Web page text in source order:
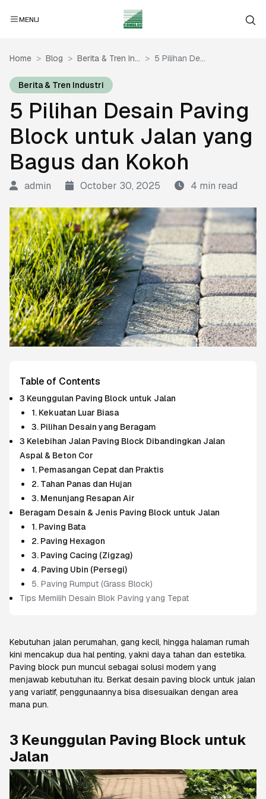
MENU
Home Blog Berita & Tren In... 5 Pilihan De...
Berita & Tren Industri
5 Pilihan Desain Paving
Block untuk Jalan yang
Bagus dan Kokoh
admin October 30, 2025 4 min read
Table of Contents
3 Keunggulan Paving Block untuk Jalan
1. Kekuatan Luar Biasa
3. Pilihan Desain yang Beragam
3 Kelebihan Jalan Paving Block Dibandingkan Jalan
Aspal & Beton Cor
1. Pemasangan Cepat dan Praktis
2. Tahan Panas dan Hujan
3. Menunjang Resapan Air
Beragam Desain & Jenis Paving Block untuk Jalan
1. Paving Bata
2. Paving Hexagon
3. Paving Cacing (Zigzag)
4. Paving Ubin (Persegi)
5. Paving Rumput (Grass Block)
Tips Memilih Desain Blok Paving yang Tepat
Kebutuhan jalan perumahan, gang kecil, hingga halaman rumah
kini mencakup dua hal penting, yakni daya tahan dan estetika.
Paving block pun muncul sebagai solusi modern yang
menjawab kebutuhan itu. Berkat desain paving block untuk jalan
yang variatif, penggunaannya bisa disesuaikan dengan area
mana pun.
3 Keunggulan Paving Block untuk
Jalan